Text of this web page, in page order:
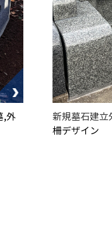
,外
新規墓石建立
柵デザイン